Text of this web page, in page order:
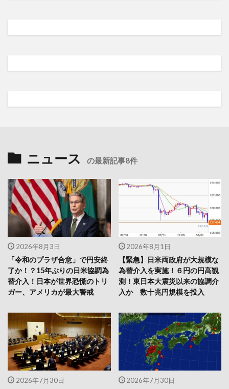
ニュース の最新記事8件
2026年8月3日
「令和のプラザ合意」で円安終
了か！？15年ぶりの日米協調為
替介入！日本が世界恐慌のトリ
ガー、アメリカが最大警戒
2026年8月1日
【緊急】日米両政府が大規模な
為替介入を実施！６円の円高観
測！東日本大震災以来の協調介
入か 数十兆円規模を投入
2026年7月30日 2026年7月30日